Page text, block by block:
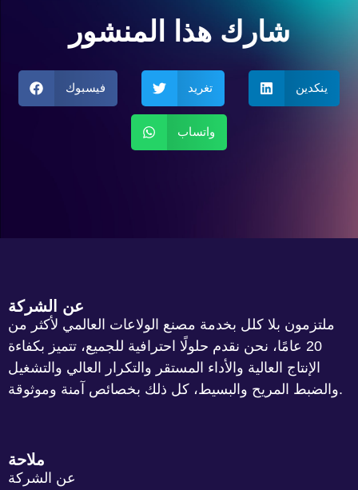
شارك هذا المنشور
فيسبوك تغريد ينكدين
واتساب
عن الشركة
ملتزمون بلا كلل بخدمة مصنع الولاعات العالمي لأكثر من
20 عامًا، نحن نقدم حلولًا احترافية للجميع، تتميز بكفاءة
الإنتاج العالية والأداء المستقر والتكرار العالي والتشغيل
والضبط المريح والبسيط، كل ذلك بخصائص آمنة وموثوقة.
ملاحة
عن الشركة